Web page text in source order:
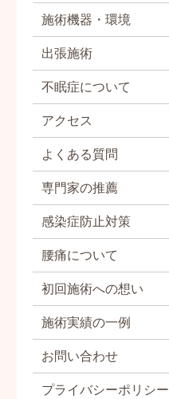
施術機器・環境
出張施術
不眠症について
アクセス
よくある質問
専門家の推薦
感染症防止対策
腰痛について
初回施術への想い
施術実績の一例
お問い合わせ
プライバシーポリシー